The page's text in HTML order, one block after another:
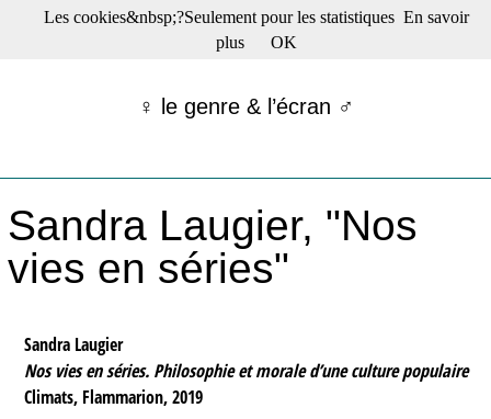
☰ Menu
Films récents
Tribunes
Archives
♀ le genre & l’écran ♂
Sandra Laugier, "Nos
vies en séries"
Sandra Laugier
Nos vies en séries. Philosophie et morale d’une culture populaire
Climats, Flammarion, 2019
Les cookies&nbsp;?Seulement pour les statistiques En savoir
plus
OK